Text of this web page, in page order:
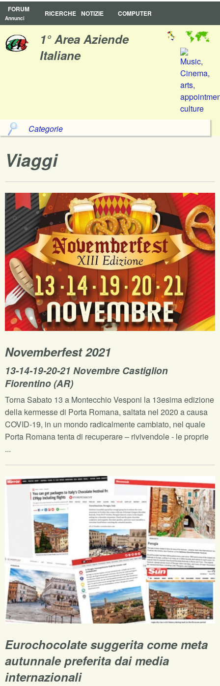
FORUM
Annunci
RICERCHE NOTIZIE COMPUTER
1° Area Aziende
Italiane
Categorie
Viaggi
Novemberfest 2021
13-14-19-20-21 Novembre Castiglion
Fiorentino (AR)
Torna Sabato 13 a Montecchio Vesponi la 13esima edizione
della kermesse di Porta Romana, saltata nel 2020 a causa
COVID-19, in un mondo radicalmente cambiato, nel quale
Porta Romana tenta di recuperare – rivivendole - le proprie
...
Eurochocolate suggerita come meta
autunnale preferita dai media
internazionali